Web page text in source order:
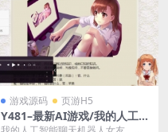
游戏源码 页游H5
Y481–最新AI游戏/我的人工智
能聊天机器人女友